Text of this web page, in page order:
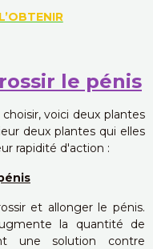
le pénis
voici deux plantes
deux plantes qui elles
rapidité d'action :
et allonger le pénis.
la quantité de
une solution contre